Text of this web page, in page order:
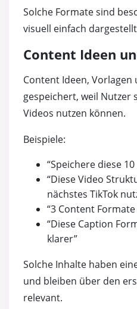
Solche Formate sind
visuell einfach
Content Ideen
Content Ideen,
gespeichert, weil Nutzer
Videos nutzen können.
Beispiele:
“Speichere diese
“Diese Video
nächstes TikTok
“3 Content
“Diese Caption
klarer”
Solche Inhalte haben
und bleiben über den
relevant.